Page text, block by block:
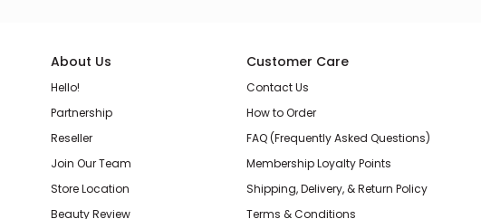
About Us
Hello!
Partnership
Reseller
Join Our Team
Store Location
Beauty Review
Customer Care
Contact Us
How to Order
FAQ (Frequently Asked Questions)
Membership Loyalty Points
Shipping, Delivery, & Return Policy
Terms & Conditions